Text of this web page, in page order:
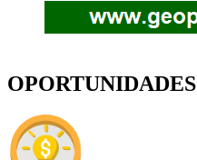
OPORTUNIDADES